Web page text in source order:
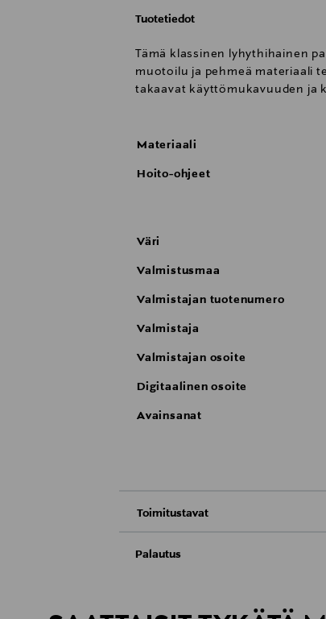
Tuotetiedot
Tämä klassinen lyhythihainen
muotoilu ja pehmeä materiaali
takaavat käyttömukavuuden ja
Materiaali
Hoito-ohjeet
Väri
Valmistusmaa
Valmistajan tuotenumero
Valmistaja
Valmistajan osoite
Digitaalinen osoite
Avainsanat
Toimitustavat
Palautus